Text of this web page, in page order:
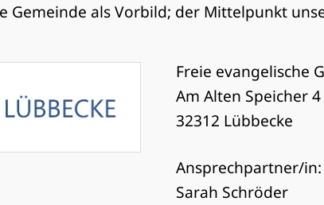
Gemeinde als Vorbild; der Mittelpunkt
Freie evangelische
Am Alten Speicher 4
32312 Lübbecke
Ansprechpartner/in:
Sarah Schröder